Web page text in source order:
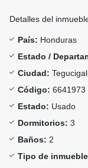
Detalles del
País: Honduras
Estado /
Ciudad:
Código: 6641973
Estado: Usado
Dormitorios: 3
Baños: 2
Tipo de